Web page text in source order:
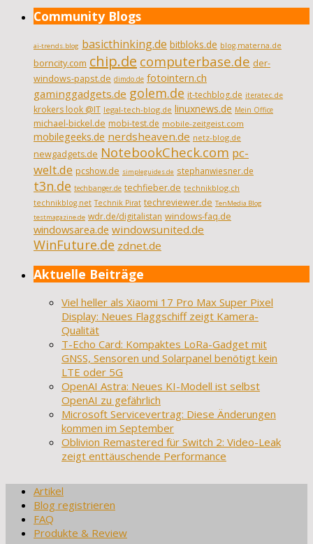
Community Blogs
ai-trends.blog basicthinking.de bitbloks.de blog.materna.de
borncity.com chip.de computerbase.de der-
windows-papst.de dimdo.de fotointern.ch
gaminggadgets.de golem.de it-techblog.de iteratec.de
krokers look @IT legal-tech-blog.de linuxnews.de Mein Office
michael-bickel.de mobi-test.de mobile-zeitgeist.com
mobilegeeks.de nerdsheaven.de netz-blog.de
newgadgets.de NotebookCheck.com pc-
welt.de pcshow.de simpleguides.de stephanwiesner.de
t3n.de techbanger.de techfieber.de technikblog.ch
technikblog.net Technik Pirat techreviewer.de TenMedia Blog
testmagazine.de wdr.de/digitalistan windows-faq.de
windowsarea.de windowsunited.de
WinFuture.de zdnet.de
Aktuelle Beiträge
Viel heller als Xiaomi 17 Pro Max Super Pixel
Display: Neues Flaggschiff zeigt Kamera-
Qualität
T-Echo Card: Kompaktes LoRa-Gadget mit
GNSS, Sensoren und Solarpanel benötigt kein
LTE oder 5G
OpenAI Astra: Neues KI-Modell ist selbst
OpenAI zu gefährlich
Microsoft Servicevertrag: Diese Änderungen
kommen im September
Oblivion Remastered für Switch 2: Video-Leak
zeigt enttäuschende Performance
Artikel
Blog registrieren
FAQ
Produkte & Review